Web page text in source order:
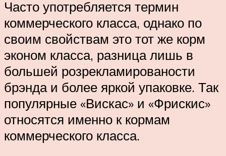
Часто употребляется термин
коммерческого класса, однако по
своим свойствам это тот же корм
эконом класса, разница лишь в
большей розрекламированости
брэнда и более яркой упаковке. Так
популярные «Вискас» и «Фрискис»
относятся именно к кормам
коммерческого класса.